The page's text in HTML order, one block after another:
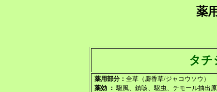
薬
タチ
薬用部分： 全草（麝香草/ジャコウソウ）
薬効 ：駆風、鎮咳、駆虫、チモール抽出